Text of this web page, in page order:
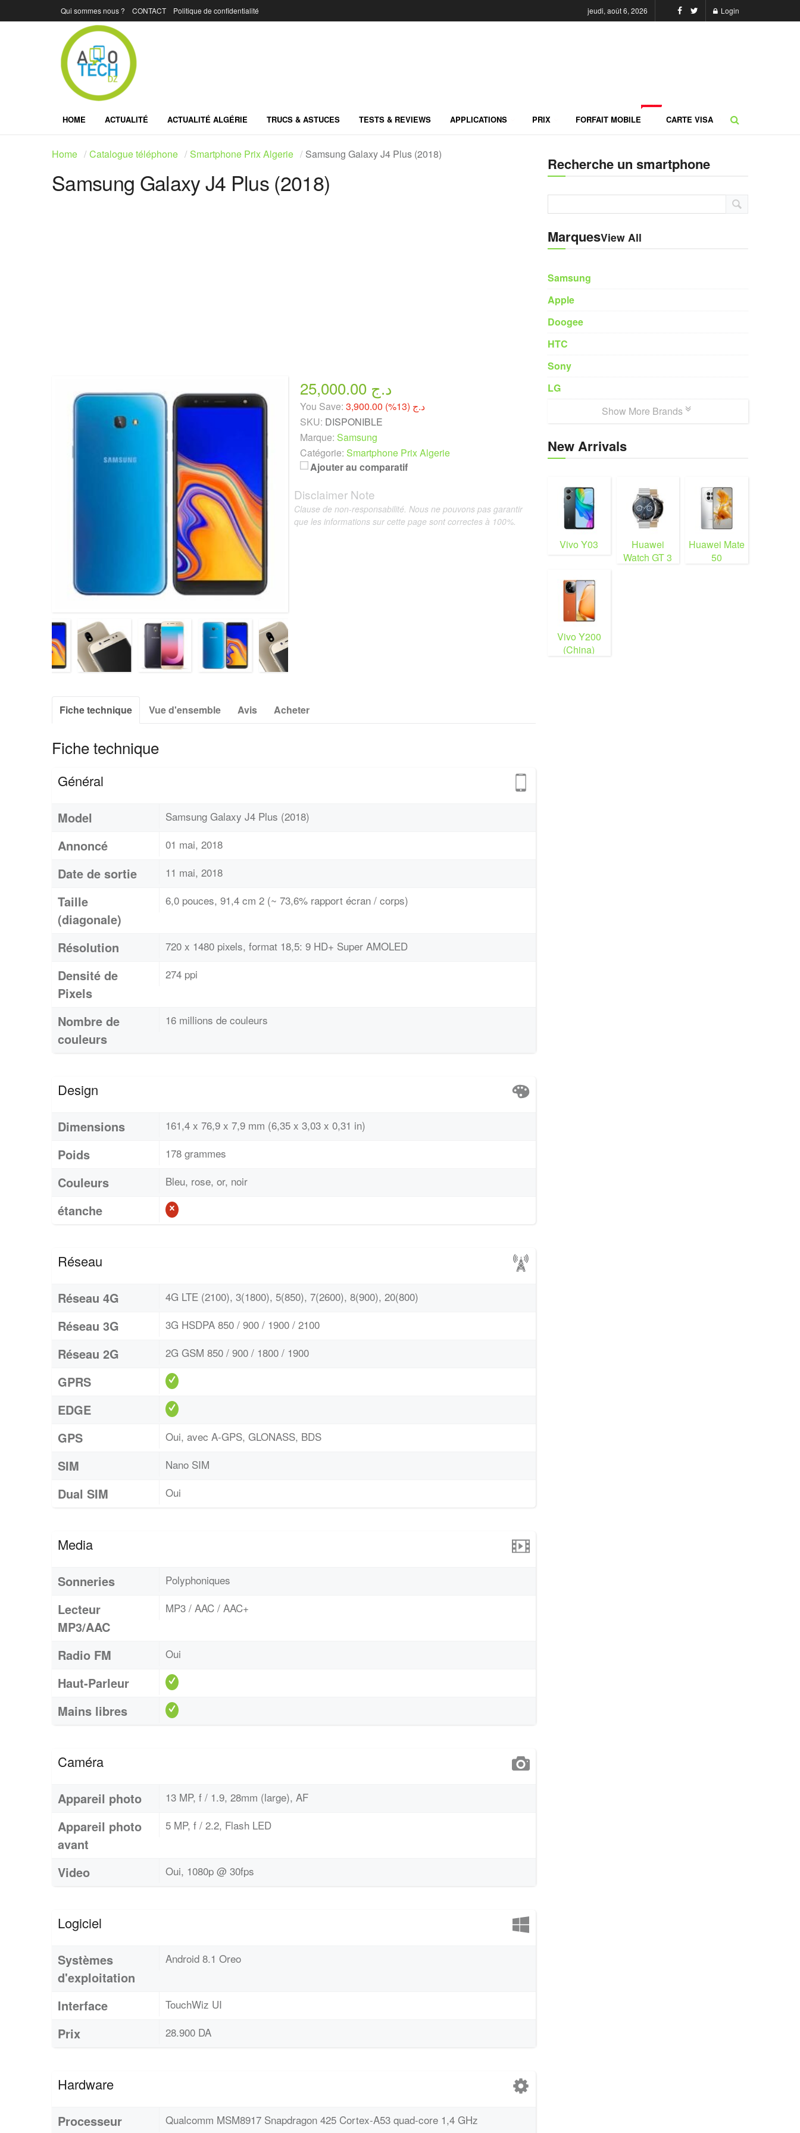
Qui sommes nous ? CONTACT Politique de confidentialité jeudi, août 6, 2026 Login
HOME ACTUALITÉ ACTUALITÉ ALGÉRIE TRUCS & ASTUCES TESTS & REVIEWS APPLICATIONS PRIX FORFAIT MOBILE CARTE VISA
Home Catalogue téléphone Smartphone Prix Algerie Samsung Galaxy J4 Plus (2018)
Samsung Galaxy J4 Plus (2018)
25,000.00 د.ج
You Save:
3,900.00 د.ج (13%)
SKU: DISPONIBLE
Marque: Samsung
Catégorie: Smartphone Prix Algerie
Ajouter au comparatif
Fiche technique Vue d'ensemble Avis Acheter
Fiche technique
Général
Model Samsung Galaxy J4 Plus (2018)
Annoncé 01 mai, 2018
Date de sortie 11 mai, 2018
Taille
(diagonale)
6,0 pouces, 91,4 cm 2 (~ 73,6% rapport écran / corps)
Résolution 720 x 1480 pixels, format 18,5: 9 HD+ Super AMOLED
Densité de
Pixels
274 ppi
Nombre de
couleurs
16 millions de couleurs
Design
Dimensions 161,4 x 76,9 x 7,9 mm (6,35 x 3,03 x 0,31 in)
Poids 178 grammes
Couleurs Bleu, rose, or, noir
étanche
Réseau
Réseau 4G 4G LTE (2100), 3(1800), 5(850), 7(2600), 8(900), 20(800)
Réseau 3G 3G HSDPA 850 / 900 / 1900 / 2100
Réseau 2G 2G GSM 850 / 900 / 1800 / 1900
GPRS
EDGE
GPS
Oui, avec A-GPS, GLONASS, BDS
SIM Nano SIM
Dual SIM Oui
Media
Sonneries Polyphoniques
Lecteur
MP3/AAC
MP3 / AAC / AAC+
Radio FM Oui
Haut-Parleur
Mains libres
Caméra
Appareil photo 13 MP, f / 1.9, 28mm (large), AF
Appareil photo
avant
5 MP, f / 2.2, Flash LED
Video Oui, 1080p @ 30fps
Logiciel
Systèmes
d'exploitation
Android 8.1 Oreo
Interface TouchWiz UI
Prix 28.900 DA
Hardware
Processeur Qualcomm MSM8917 Snapdragon 425 Cortex-A53 quad-core 1,4 GHz
Disclaimer Note
Clause de non-responsabilité. Nous ne pouvons pas garantir
que les informations sur cette page sont correctes à 100%.
Recherche un smartphone
MarquesView All
Samsung
Apple
Doogee
HTC
Sony
LG
Show More Brands
New Arrivals
Vivo Y03
Huawei
Watch GT 3
Huawei Mate
50
Vivo Y200
(China)